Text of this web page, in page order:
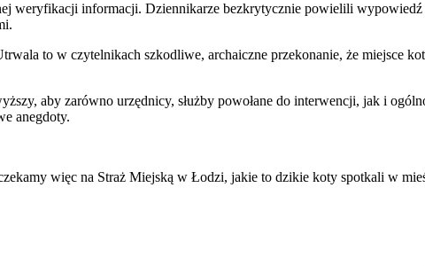
weryfikacji informacji. Dziennikarze bezkrytycznie powielili
to w czytelnikach szkodliwe, archaiczne przekonanie, że miejsce
aby zarówno urzędnicy, służby powołane do interwencji, jak i
anegdoty.
więc na Straż Miejską w Łodzi, jakie to dzikie koty spotkali w